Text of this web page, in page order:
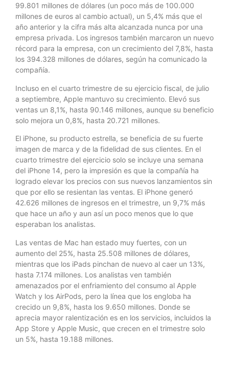
99.801 millones de dólares (un poco más de 100.000
millones de euros al cambio actual), un 5,4% más que el
año anterior y la cifra más alta alcanzada nunca por una
empresa privada. Los ingresos también marcaron un nuevo
récord para la empresa, con un crecimiento del 7,8%, hasta
los 394.328 millones de dólares, según ha comunicado la
compañía.
Incluso en el cuarto trimestre de su ejercicio fiscal, de julio
a septiembre, Apple mantuvo su crecimiento. Elevó sus
ventas un 8,1%, hasta 90.146 millones, aunque su beneficio
solo mejora un 0,8%, hasta 20.721 millones.
El iPhone, su producto estrella, se beneficia de su fuerte
imagen de marca y de la fidelidad de sus clientes. En el
cuarto trimestre del ejercicio solo se incluye una semana
del iPhone 14, pero la impresión es que la compañía ha
logrado elevar los precios con sus nuevos lanzamientos sin
que por ello se resientan las ventas. El iPhone generó
42.626 millones de ingresos en el trimestre, un 9,7% más
que hace un año y aun así un poco menos que lo que
esperaban los analistas.
Las ventas de Mac han estado muy fuertes, con un
aumento del 25%, hasta 25.508 millones de dólares,
mientras que los iPads pinchan de nuevo al caer un 13%,
hasta 7.174 millones. Los analistas ven también
amenazados por el enfriamiento del consumo al Apple
Watch y los AirPods, pero la línea que los engloba ha
crecido un 9,8%, hasta los 9.650 millones. Donde se
aprecia mayor ralentización es en los servicios, incluidos la
App Store y Apple Music, que crecen en el trimestre solo
un 5%, hasta 19.188 millones.